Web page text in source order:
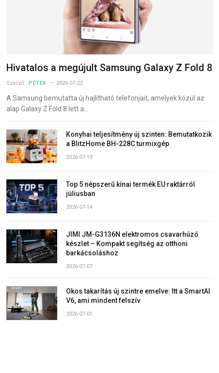
Hivatalos a megújult Samsung Galaxy Z Fold 8
Szerző: PÉTER 2026-07-22
A Samsung bemutatta új hajlítható telefonjait, amelyek közül az
alap Galaxy Z Fold 8 lett a…
Konyhai teljesítmény új szinten: Bemutatkozik
a BlitzHome BH-228C turmixgép
2026-07-19
Top 5 népszerű kínai termék EU raktárról
júliusban
2026-07-14
JIMI JM-G3136N elektromos csavarhúzó
készlet – Kompakt segítség az otthoni
barkácsoláshoz
2026-07-07
Okos takarítás új szintre emelve: Itt a SmartAI
V6, ami mindent felszív
2026-07-01